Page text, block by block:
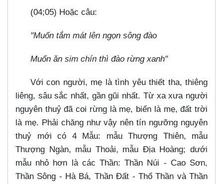
(04;05) Hoặc câu:
"Muốn tắm mát lên ngọn sông đào
Muốn ăn sim chín thì đào rừng xanh"
Với con người, mẹ là tình yêu thiết tha, thiêng
liêng, sâu sắc nhất, gần gũi nhất. Từ xa xưa người
nguyên thuỷ đã coi rừng là mẹ, biển là mẹ, đất trời
là mẹ. Phải chăng như vậy nên tín ngưỡng nguyên
thuỷ mới có 4 Mẫu: mẫu Thượng Thiên, mẫu
Thượng Ngàn, mẫu Thoải, mẫu Địa Hoàng; dưới
mẫu nhỏ hơn là các Thần: Thần Núi - Cao Sơn,
Thần Sông - Hà Bá, Thần Đất - Thổ Thần và Thần